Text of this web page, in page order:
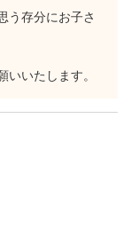
う存分にお子さ
いいたします。